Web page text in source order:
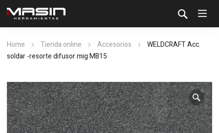
Home Tienda online Accesorios
WELDCRAFT Acc.
soldar -resorte difusor mig MB15